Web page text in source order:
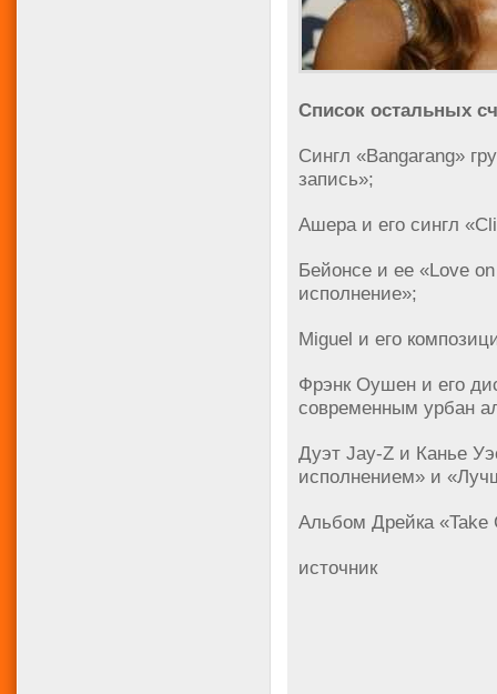
Список остальных
Сингл «Bangarang»
запись»;
Ашера и его сингл
Бейонсе и ее «Love
исполнение»;
Miguel и его
Фрэнк Оушен и его
современным урбан
Дуэт Jay-Z и Канье
исполнением» и
Альбом Дрейка
источник